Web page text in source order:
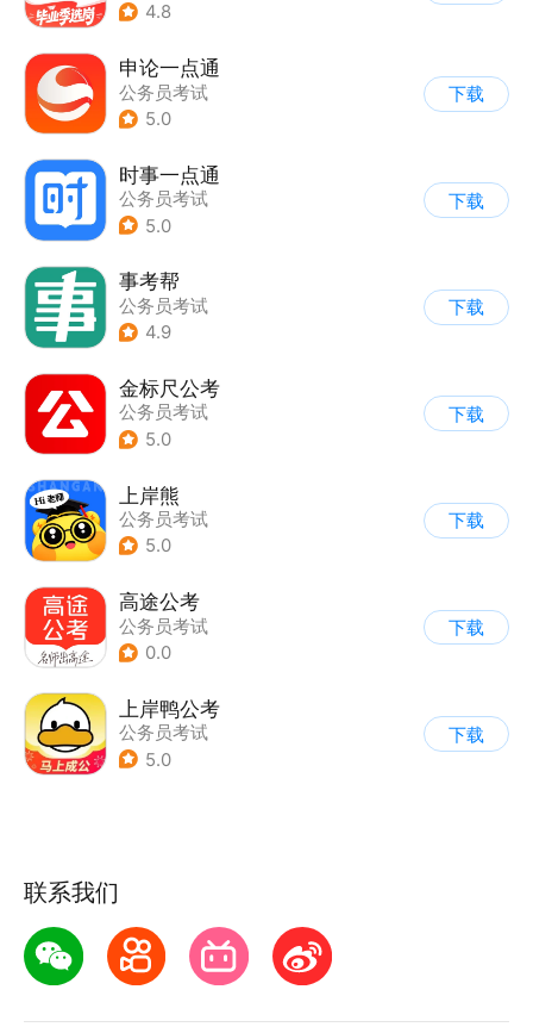
4.8
申论一点通
公务员考试
5.0
下载
时事一点通
公务员考试
5.0
下载
事考帮
公务员考试
4.9
下载
金标尺公考
公务员考试
5.0
下载
上岸熊
公务员考试
5.0
下载
高途公考
公务员考试
0.0
下载
上岸鸭公考
公务员考试
5.0
下载
联系我们